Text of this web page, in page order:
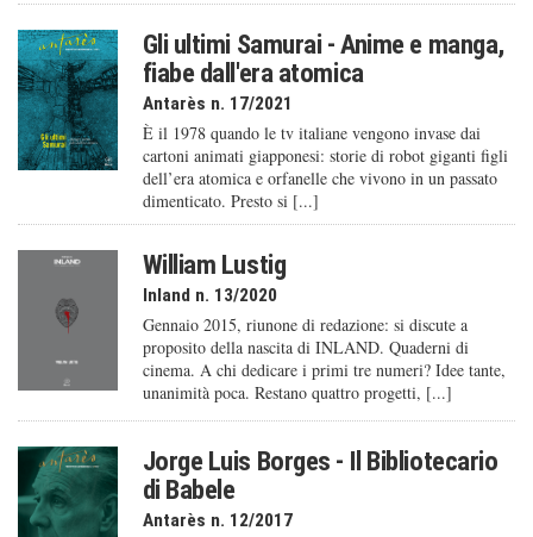
Gli ultimi Samurai - Anime e manga,
fiabe dall'era atomica
Antarès n. 17/2021
È il 1978 quando le tv italiane vengono invase dai
cartoni animati giapponesi: storie di robot giganti figli
dell’era atomica e orfanelle che vivono in un passato
dimenticato. Presto si [...]
William Lustig
Inland n. 13/2020
Gennaio 2015, riunone di redazione: si discute a
proposito della nascita di INLAND. Quaderni di
cinema. A chi dedicare i primi tre numeri? Idee tante,
unanimità poca. Restano quattro progetti, [...]
Jorge Luis Borges - Il Bibliotecario
di Babele
Antarès n. 12/2017